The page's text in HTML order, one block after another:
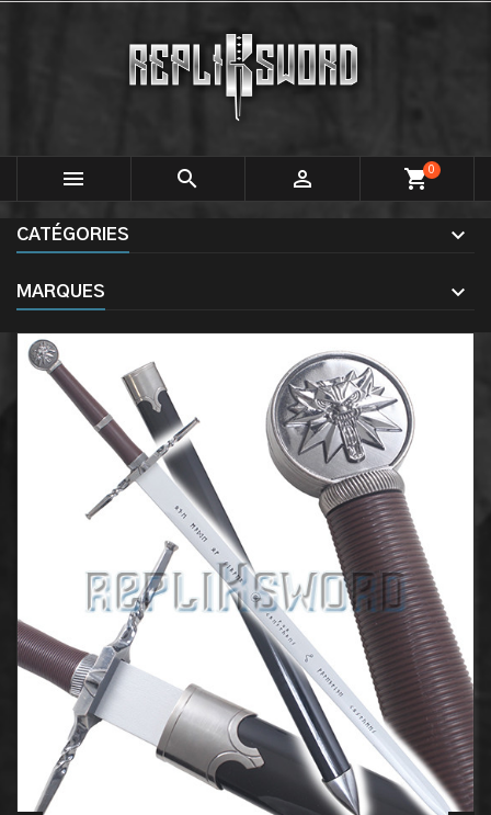
   shopping_cart0
CATÉGORIES
MARQUES